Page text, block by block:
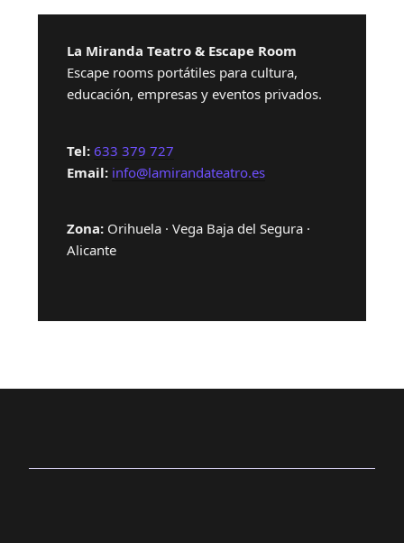
La Miranda Teatro & Escape Room
Escape rooms portátiles para cultura,
educación, empresas y eventos privados.
Tel: 633 379 727
Email: info@lamirandateatro.es
Zona: Orihuela · Vega Baja del Segura ·
Alicante